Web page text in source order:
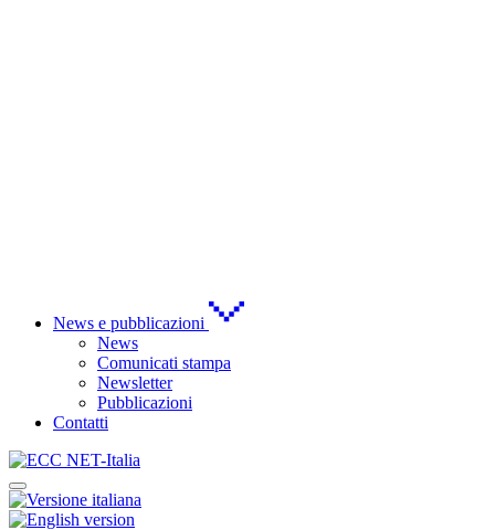
News e pubblicazioni
News
Comunicati stampa
Newsletter
Pubblicazioni
Contatti